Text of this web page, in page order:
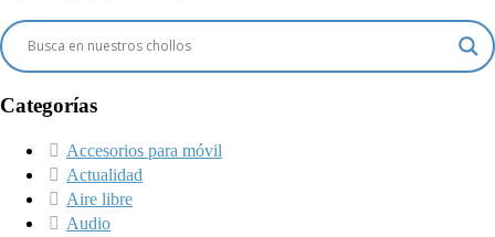
Categorías
Accesorios para móvil
Actualidad
Aire libre
Audio